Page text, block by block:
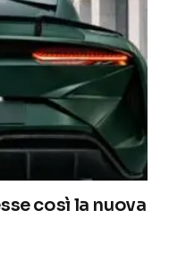
così la nuova